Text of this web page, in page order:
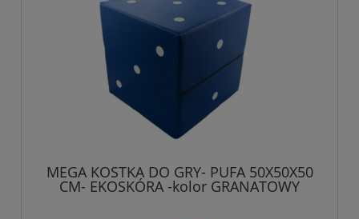
MEGA KOSTKA DO GRY- PUFA 50X50X50
CM- EKOSKÓRA -kolor GRANATOWY